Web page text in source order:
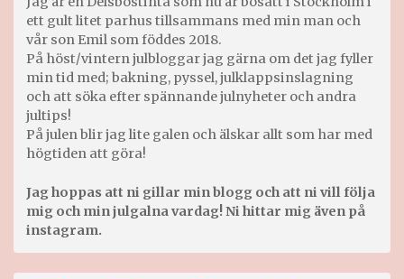
ett gult litet parhus tillsammans med min man och
vår son Emil som föddes 2018.
På höst/vintern julbloggar jag gärna om det jag fyller
min tid med; bakning, pyssel, julklappsinslagning
och att söka efter spännande julnyheter och andra
jultips!
På julen blir jag lite galen och älskar allt som har med
högtiden att göra!
Jag hoppas att ni gillar min blogg och att ni vill följa
mig och min julgalna vardag! Ni hittar mig även på
instagram.